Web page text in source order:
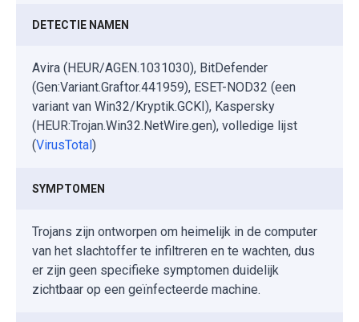
DETECTIE NAMEN
Avira (HEUR/AGEN.1031030), BitDefender
(Gen:Variant.Graftor.441959), ESET-NOD32 (een
variant van Win32/Kryptik.GCKI), Kaspersky
(HEUR:Trojan.Win32.NetWire.gen), volledige lijst
(VirusTotal )
SYMPTOMEN
Trojans zijn ontworpen om heimelijk in de computer
van het slachtoffer te infiltreren en te wachten, dus
er zijn geen specifieke symptomen duidelijk
zichtbaar op een geïnfecteerde machine.